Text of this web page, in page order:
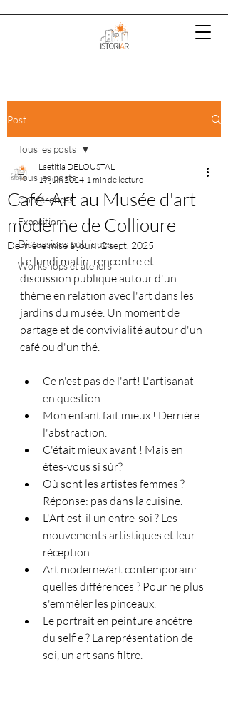
Post
Tous les posts
Conférences
Expositions
Discussions publiques
Workshops et ateliers
Tous les posts
Café-Art au Musée d'art
moderne de Collioure
Laetitia DELOUSTAL
17 juin 2024 1 min de lecture
Dernière mise à jour :2 sept. 2025
Le lundi matin, rencontre et
discussion publique autour d'un
thème en relation avec l'art dans les
jardins du musée. Un moment de
partage et de convivialité autour d'un
café ou d'un thé.
Ce n'est pas de l'art! L'artisanat
en question.
Mon enfant fait mieux ! Derrière
l'abstraction.
C'était mieux avant ! Mais en
êtes-vous si sûr?
Où sont les artistes femmes ?
Réponse: pas dans la cuisine.
L'Art est-il un entre-soi ? Les
mouvements artistiques et leur
réception.
Art moderne/art contemporain:
quelles différences ? Pour ne plus
s'emmêler les pinceaux.
Le portrait en peinture ancêtre
du selfie ? La représentation de
soi, un art sans filtre.